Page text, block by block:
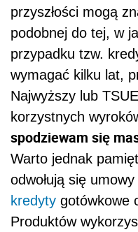
przyszłości mogą
podobnej do tej, w
przypadku tzw.
wymagać kilku lat,
Najwyższy lub
korzystnych
spodziewam się
Warto jednak
odwołują się
kredyty gotówkowe
Produktów